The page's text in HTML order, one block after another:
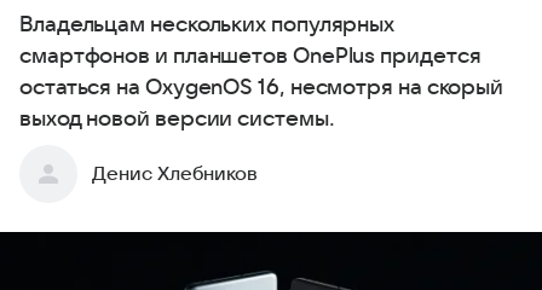
Владельцам нескольких популярных
смартфонов и планшетов OnePlus придется
остаться на OxygenOS 16, несмотря на скорый
выход новой версии системы.
Денис Хлебников